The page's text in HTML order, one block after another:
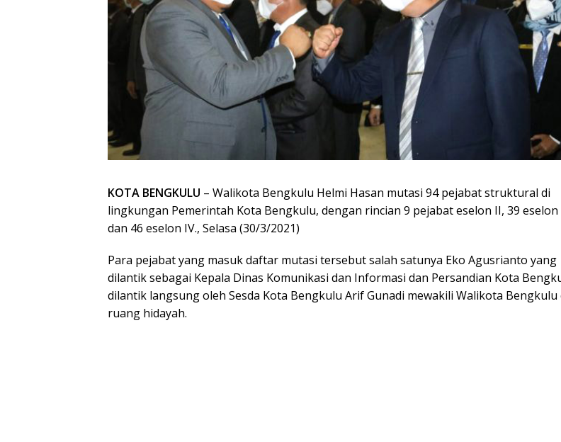
KOTA BENGKULU – Walikota Bengkulu Helmi Hasan mutasi 94 pejabat struktural di
lingkungan Pemerintah Kota Bengkulu, dengan rincian 9 pejabat eselon II, 39 eselon
dan 46 eselon IV., Selasa (30/3/2021)
Para pejabat yang masuk daftar mutasi tersebut salah satunya Eko Agusrianto yang
dilantik sebagai Kepala Dinas Komunikasi dan Informasi dan Persandian Kota
dilantik langsung oleh Sesda Kota Bengkulu Arif Gunadi mewakili Walikota Bengkulu
ruang hidayah.